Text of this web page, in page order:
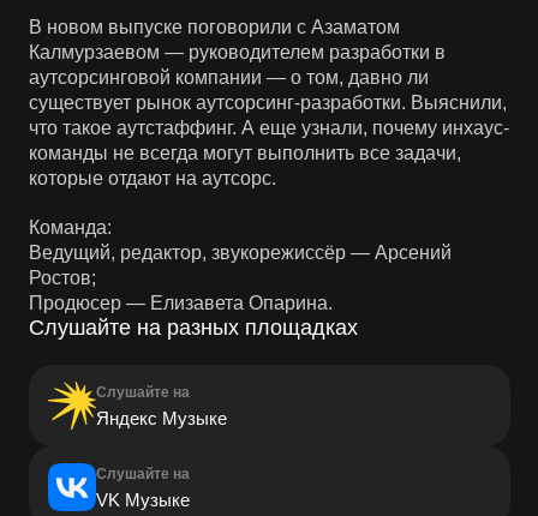
В новом выпуске поговорили с Азаматом
Калмурзаевом — руководителем разработки в
аутсорсинговой компании — о том, давно ли
существует рынок аутсорсинг-разработки. Выяснили,
что такое аутстаффинг. А еще узнали, почему инхаус-
команды не всегда могут выполнить все задачи,
которые отдают на аутсорс.
Команда:
Ведущий, редактор, звукорежиссёр — Арсений
Ростов;
Продюсер — Елизавета Опарина.
Слушайте на разных площадках
Слушайте на
Яндекс Музыке
Слушайте на
VK Музыке